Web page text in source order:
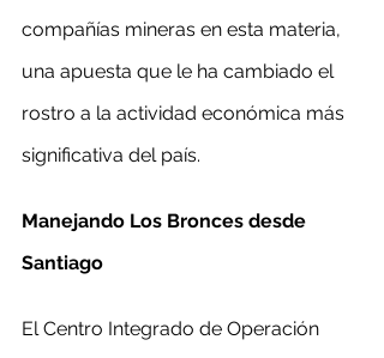
compañías mineras en esta materia,
una apuesta que le ha cambiado el
rostro a la actividad económica más
significativa del país.
Manejando Los Bronces desde
Santiago
El Centro Integrado de Operación